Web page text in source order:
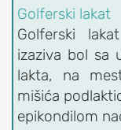
O
NAMA
(060) 032-
office-
Svetosavska
Niš, Srbija
Golferski lakat
Golferski
izaziva bol sa
lakta, na
mišića
epikondilom